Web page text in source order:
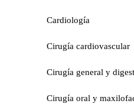
Cardiología
Cirugía cardiovascular
Cirugía general y
Cirugía oral y